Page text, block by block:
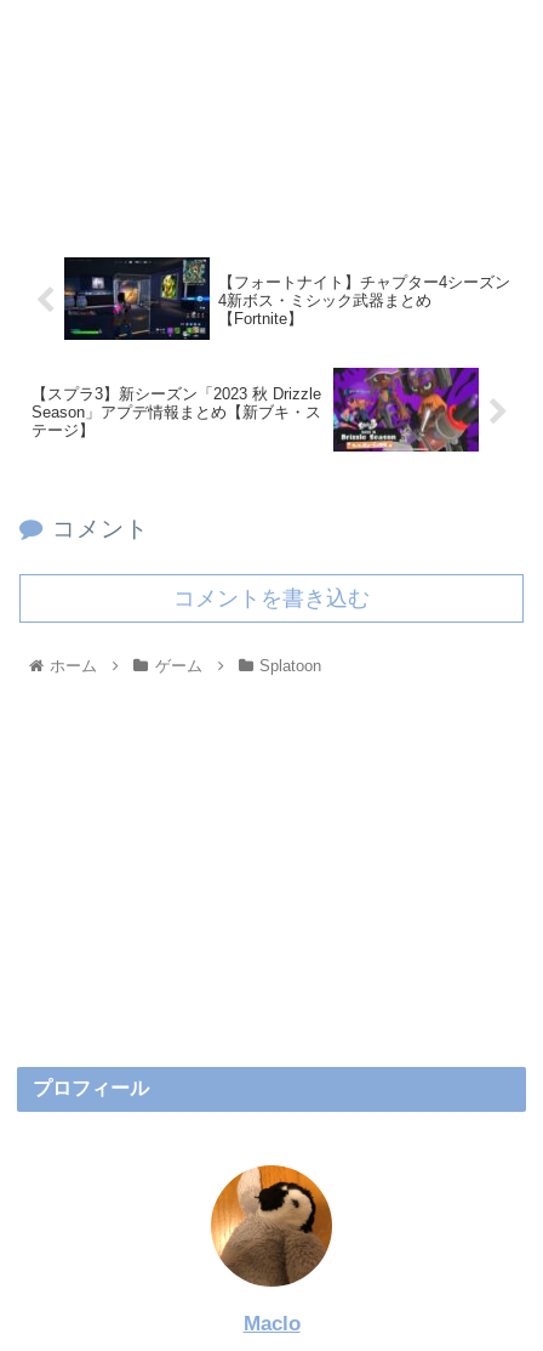
【フォートナイト】チャプター4シーズン
4新ボス・ミシック武器まとめ
【Fortnite】
【スプラ3】新シーズン「2023 秋 Drizzle
Season」アプデ情報まとめ【新ブキ・ス
テージ】
コメント
コメントを書き込む
ホーム ゲーム Splatoon
プロフィール
Maclo